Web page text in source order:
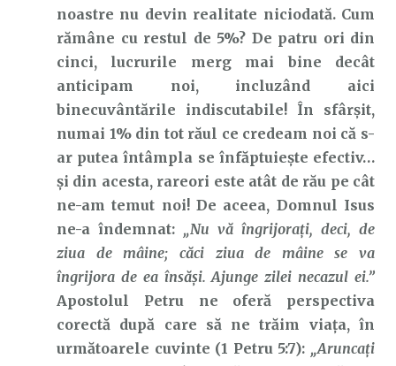
noastre nu devin realitate niciodată. Cum
rămâne cu restul de 5%? De patru ori din
cinci, lucrurile merg mai bine decât
anticipam noi, incluzând aici
binecuvântările indiscutabile! În sfârșit,
numai 1% din tot răul ce credeam noi că s-
ar putea întâmpla se înfăptuiește efectiv…
și din acesta, rareori este atât de rău pe cât
ne-am temut noi! De aceea, Domnul Isus
ne-a îndemnat: „Nu vă îngrijoraţi, deci, de
ziua de mâine; căci ziua de mâine se va
îngrijora de ea însăşi. Ajunge zilei necazul ei.”
Apostolul Petru ne oferă perspectiva
corectă după care să ne trăim viața, în
următoarele cuvinte (1 Petru 5:7): „Aruncaţi